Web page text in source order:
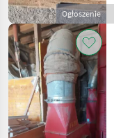
Ogłoszenie